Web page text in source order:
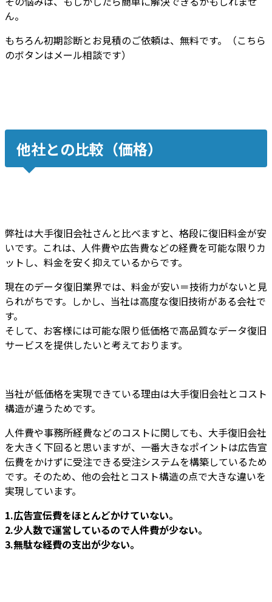
ん。
もちろん初期診断とお見積のご依頼は、無料です。（こちら
のボタンはメール相談です）
他社との比較（価格）
弊社は大手復旧会社さんと比べますと、 格段に復旧料金が安
いです。これは、 人件費や広告費などの経費を可能な限りカ
ット し、 料金を安く抑えているからです。
現在のデータ復旧業界では、料金が安い＝技術力がないと見
られがちです。しかし、 当社は高度な復旧技術がある会社で
す。
そして、 お客様には可能な限り低価格で高品質なデータ復旧
サービスを提供したいと考えております。
当社が低価格を実現できている理由は大手復旧会社とコスト
構造が違うためです。
人件費や事務所経費などのコストに関しても、大手復旧会社
を大きく下回ると思いますが、一番大きなポイントは広告宣
伝費をかけずに受注できる受注システムを構築しているため
です。そのため、他の会社とコスト構造の点で大きな違いを
実現しています。
1.広告宣伝費をほとんどかけていない。
2.少人数で運営しているので人件費が少ない。
3.無駄な経費の支出が少ない。